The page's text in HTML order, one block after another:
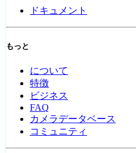
ドキュメント
もっと
について
特徴
ビジネス
FAQ
カメラデータベース
コミュニティ